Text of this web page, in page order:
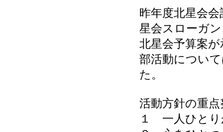
昨年度北星会
星会スローガ
北星会予算案
部活動につい
た。
活動方針の重
１ 一人ひとり